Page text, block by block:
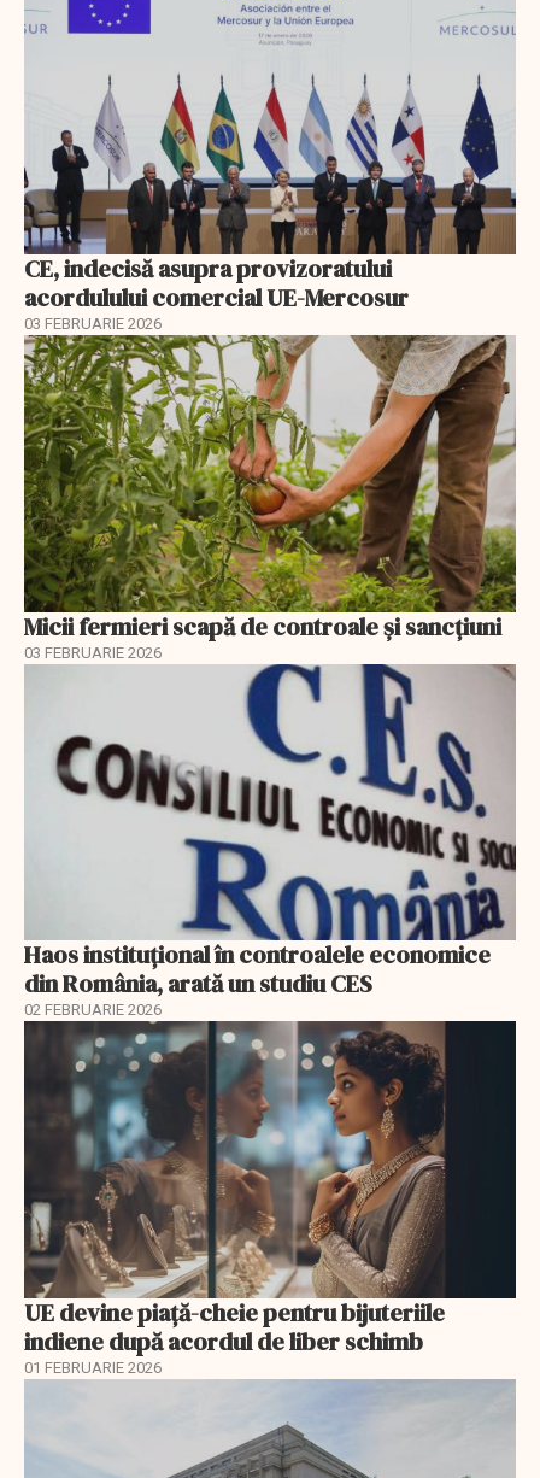
CE, indecisă asupra provizoratului
acordulului comercial UE-Mercosur
03 FEBRUARIE 2026
Micii fermieri scapă de controale și sancțiuni
03 FEBRUARIE 2026
Haos instituțional în controalele economice
din România, arată un studiu CES
02 FEBRUARIE 2026
UE devine piață-cheie pentru bijuteriile
indiene după acordul de liber schimb
01 FEBRUARIE 2026